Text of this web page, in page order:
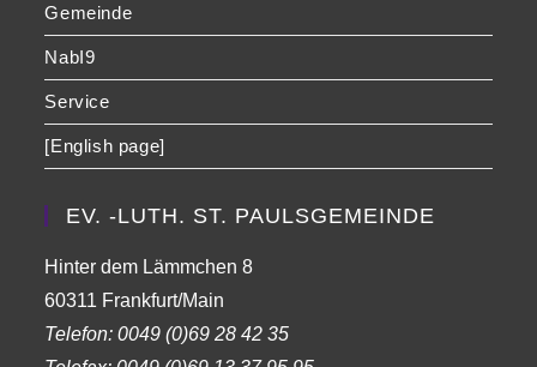
Gemeinde
NabI9
Service
[English page]
EV. -LUTH. ST. PAULSGEMEINDE
Hinter dem Lämmchen 8
60311 Frankfurt/Main
Telefon:0049 (0)69 28 42 35